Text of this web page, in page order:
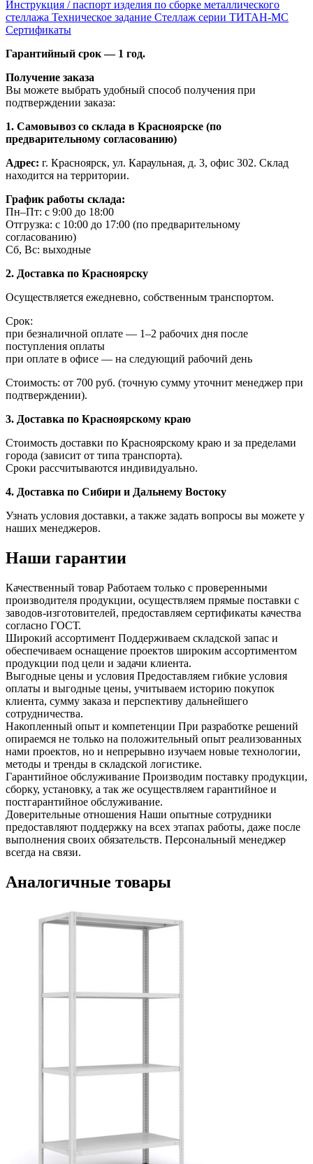
Инструкция / паспорт изделия по сборке металлического
стеллажа Техническое задание Стеллаж серии ТИТАН-МС
Сертификаты
Гарантийный срок — 1 год.
Получение заказа
Вы можете выбрать удобный способ получения при
подтверждении заказа:
1. Самовывоз со склада в Красноярске (по
предварительному согласованию)
Адрес: г. Красноярск, ул. Караульная, д. 3, офис 302. Склад
находится на территории.
График работы склада:
Пн–Пт: с 9:00 до 18:00
Отгрузка: с 10:00 до 17:00 (по предварительному
согласованию)
Сб, Вс: выходные
2. Доставка по Красноярску
Осуществляется ежедневно, собственным транспортом.
Срок:
при безналичной оплате — 1–2 рабочих дня после
поступления оплаты
при оплате в офисе — на следующий рабочий день
Стоимость: от 700 руб. (точную сумму уточнит менеджер при
подтверждении).
3. Доставка по Красноярскому краю
Стоимость доставки по Красноярскому краю и за пределами
города (зависит от типа транспорта).
Сроки рассчитываются индивидуально.
4. Доставка по Сибири и Дальнему Востоку
Узнать условия доставки, а также задать вопросы вы можете у
наших менеджеров.
Наши гарантии
Качественный товар Работаем только с проверенными
производителя продукции, осуществляем прямые поставки с
заводов-изготовителей, предоставляем сертификаты качества
согласно ГОСТ.
Широкий ассортимент Поддерживаем складской запас и
обеспечиваем оснащение проектов широким ассортиментом
продукции под цели и задачи клиента.
Выгодные цены и условия Предоставляем гибкие условия
оплаты и выгодные цены, учитываем историю покупок
клиента, сумму заказа и перспективу дальнейшего
сотрудничества.
Накопленный опыт и компетенции При разработке решений
опираемся не только на положительный опыт реализованных
нами проектов, но и непрерывно изучаем новые технологии,
методы и тренды в складской логистике.
Гарантийное обслуживание Производим поставку продукции,
сборку, установку, а так же осуществляем гарантийное и
постгарантийное обслуживание.
Доверительные отношения Наши опытные сотрудники
предоставляют поддержку на всех этапах работы, даже после
выполнения своих обязательств. Персональный менеджер
всегда на связи.
Аналогичные товары